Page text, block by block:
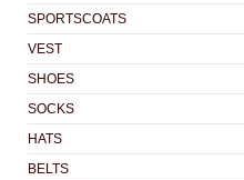
SPORTSCOATS
VEST
SHOES
SOCKS
HATS
BELTS